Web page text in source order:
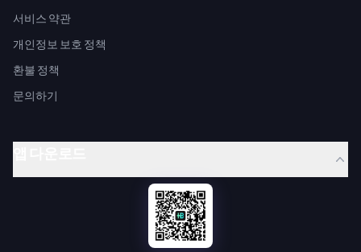
서비스 약관
개인정보 보호 정책
환불 정책
문의하기